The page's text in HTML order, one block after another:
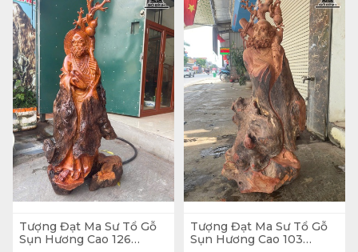
Tượng Đạt Ma Sư Tổ Gỗ
Sụn Hương Cao 126
Tượng Đạt Ma Sư Tổ Gỗ
Sụn Hương Cao 103